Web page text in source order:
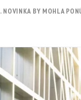
BY MOHLA